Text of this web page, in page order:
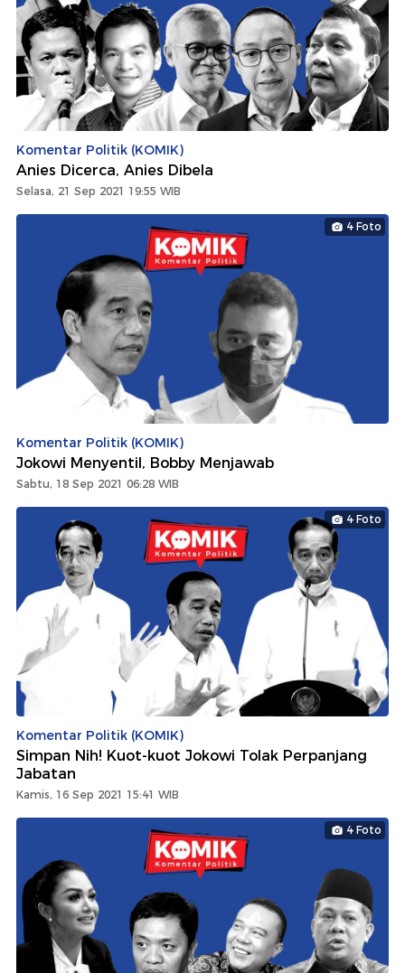
Komentar Politik (KOMIK)
Anies Dicerca, Anies Dibela
Selasa, 21 Sep 2021 19:55 WIB
4 Foto
Komentar Politik (KOMIK)
Jokowi Menyentil, Bobby Menjawab
Sabtu, 18 Sep 2021 06:28 WIB
4 Foto
Komentar Politik (KOMIK)
Simpan Nih! Kuot-kuot Jokowi Tolak Perpanjang
Jabatan
Kamis, 16 Sep 2021 15:41 WIB
4 Foto